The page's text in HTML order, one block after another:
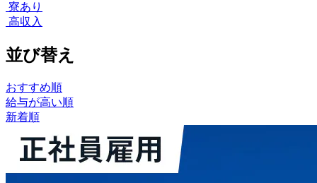
寮あり
高収入
並び替え
おすすめ順
給与が高い順
新着順